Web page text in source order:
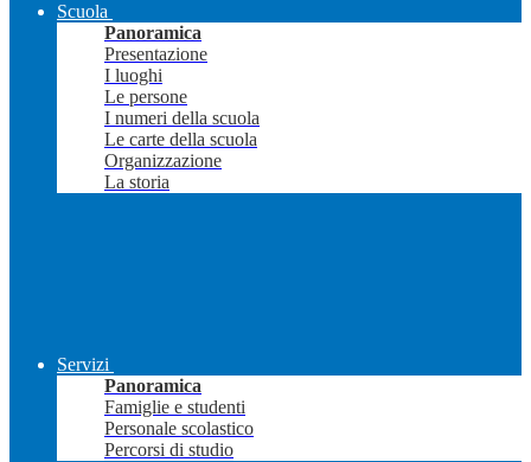
Scuola
Panoramica
Presentazione
I luoghi
Le persone
I numeri della scuola
Le carte della scuola
Organizzazione
La storia
Servizi
Panoramica
Famiglie e studenti
Personale scolastico
Percorsi di studio